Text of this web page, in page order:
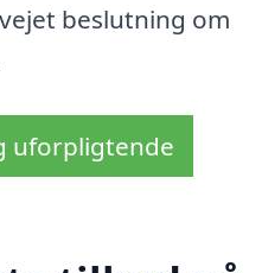
beslutning om
uforpligtende